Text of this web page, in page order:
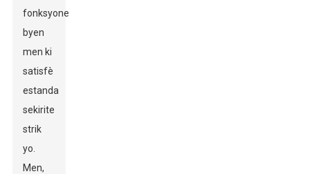
fonksyone
byen
men ki
satisfè
estanda
sekirite
strik
yo.
Men,